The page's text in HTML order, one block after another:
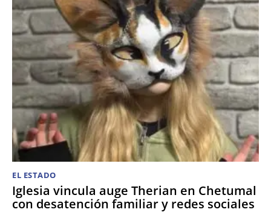
EL ESTADO
Iglesia vincula auge Therian en Chetumal
con desatención familiar y redes sociales